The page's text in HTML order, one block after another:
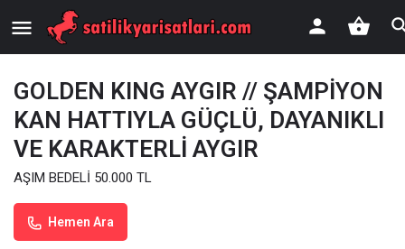
GOLDEN KING AYGIR // ŞAMPİYON
KAN HATTIYLA GÜÇLÜ, DAYANIKLI
VE KARAKTERLİ AYGIR
AŞIM BEDELİ 50.000 TL
Hemen Ara